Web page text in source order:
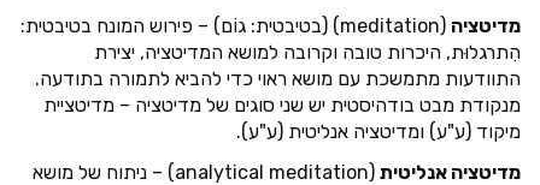
מדיטציה
(meditation) (בטיבטית: גוֹם) – פירוש המונח בטיבטית:
הִתרגלוּת, היכרות טובה וקרובה למושא המדיטציה, יצירת
התוודעות מתמשכת עם מושא ראוי כדי להביא לתמורה בתודעה.
מנקודת מבט בודהיסטית יש שני סוגים של מדיטציה – מדיטציית
מיקוד (ע"ע) ומדיטציה אנליטית (ע"ע).
מדיטציה אנליטית
(analytical meditation) – ניתוח של מושא